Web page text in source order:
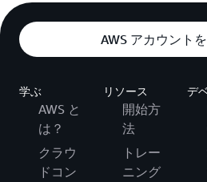
AWS アカウント
学ぶ
AWS と
は？
クラウ
ドコン
リソース
開始方
法
トレー
ニング
デ